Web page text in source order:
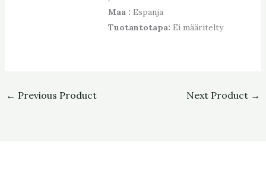
Maa : Espanja
Tuotantotapa: Ei määritelty
← Previous Product Next Product →